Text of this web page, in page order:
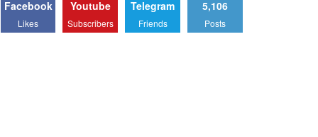
Facebook
Likes
Youtube
Subscribers
Telegram
Friends
5,106
Posts